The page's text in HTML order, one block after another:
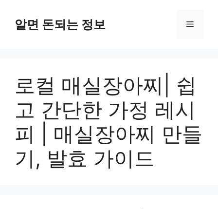
알면 돈되는 정보 메
로컬 매실장아찌| 쉽
고 간단한 가정 레시
피 | 매실장아찌 만들
기, 발효 가이드